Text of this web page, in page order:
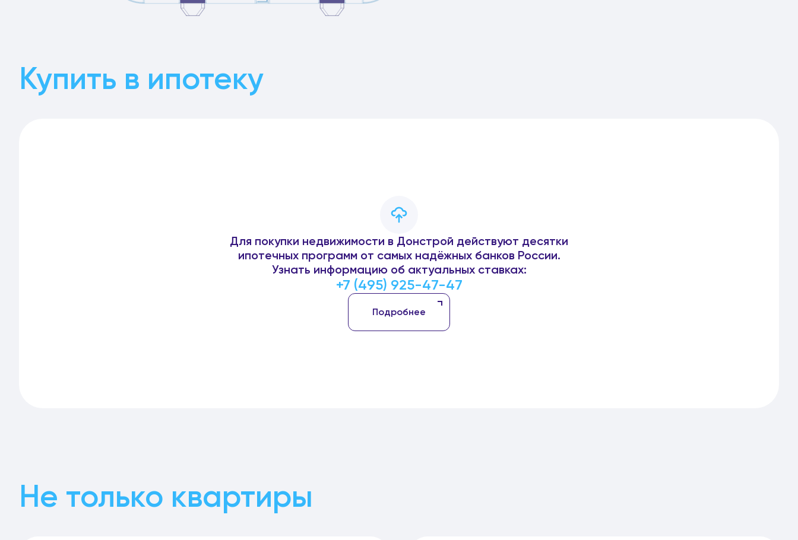
Купить в ипотеку
Для покупки недвижимости в Донстрой действуют десятки
ипотечных программ от самых надёжных банков России.
Узнать информацию об актуальных ставках:
+7 (495) 925-47-47
Подробнее
Не только квартиры